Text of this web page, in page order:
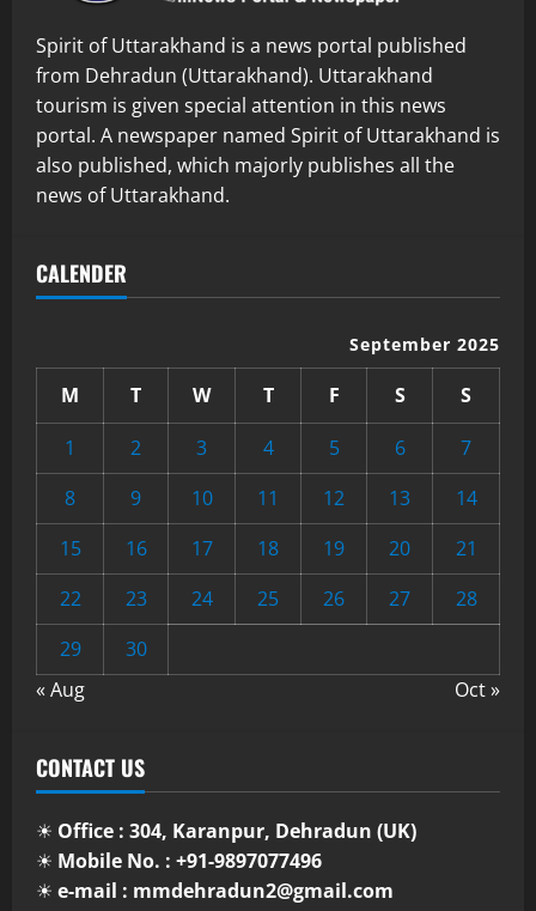
Spirit of Uttarakhand is a news portal published
from Dehradun (Uttarakhand). Uttarakhand
tourism is given special attention in this news
portal. A newspaper named Spirit of Uttarakhand is
also published, which majorly publishes all the
news of Uttarakhand.
CALENDER
September 2025
M T W T F S
S
1
2 3 4 5 6
7
8
9 10 11 12 13
14
15
16 17 18 19 20
21
22
23 24 25 26 27
28
29
30
« Aug
Oct »
CONTACT US
☀ Office : 304, Karanpur, Dehradun (UK)
☀ Mobile No. : +91-9897077496
☀ e-mail : mmdehradun2@gmail.com